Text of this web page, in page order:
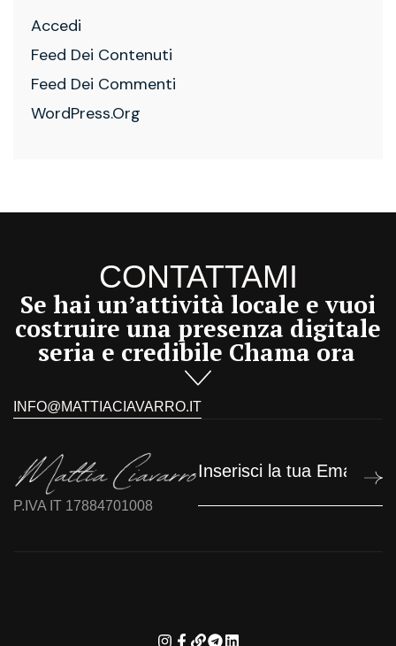
Accedi
Feed Dei Contenuti
Feed Dei Commenti
WordPress.org
CONTATTAMI
Se hai un’attività locale e vuoi
costruire una presenza digitale
seria e credibile Chama ora!
INFO@MATTIACIAVARRO.IT
P.IVA IT 17884701008